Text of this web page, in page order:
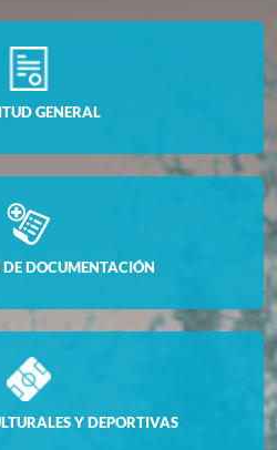
GENERAL
DOCUMENTACIÓN
Y DEPORTIVAS